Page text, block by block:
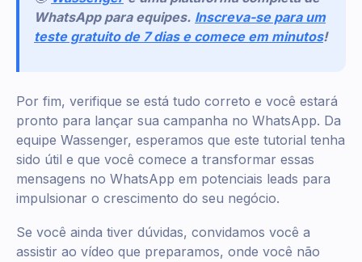
WhatsApp para equipes. Inscreva-se para um
teste gratuito de 7 dias e comece em minutos!
Por fim, verifique se está tudo correto e você estará
pronto para lançar sua campanha no WhatsApp. Da
equipe Wassenger, esperamos que este tutorial tenha
sido útil e que você comece a transformar essas
mensagens no WhatsApp em potenciais leads para
impulsionar o crescimento do seu negócio.
Se você ainda tiver dúvidas, convidamos você a
assistir ao vídeo que preparamos, onde você não